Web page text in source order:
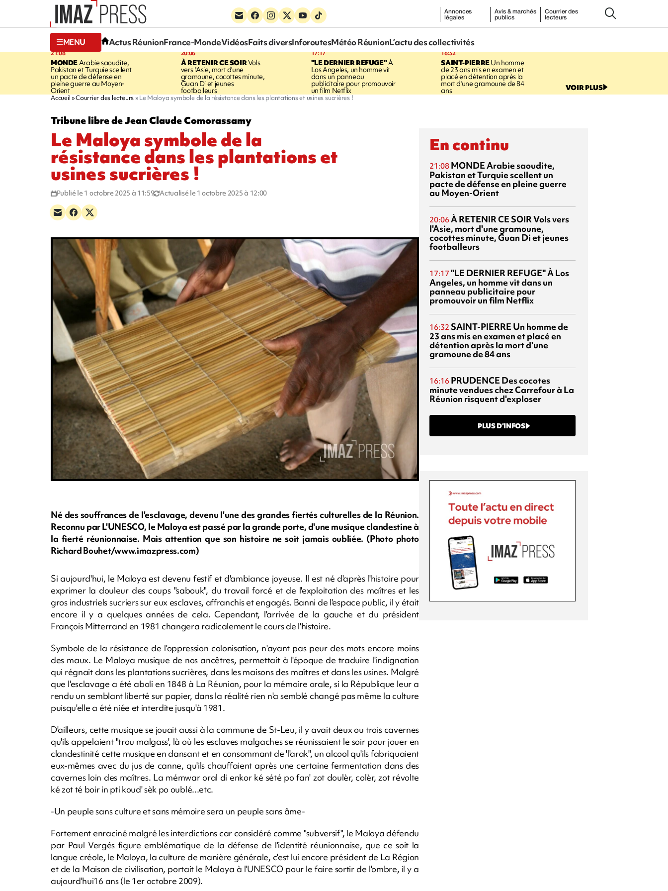
Annonces
légales
Avis & marchés
publics
Courrier des
lecteurs
MENU Actus RéunionFrance-MondeVidéosFaits diversInforoutesMétéo RéunionL’actu des collectivités
21:08
MONDE Arabie saoudite,
Pakistan et Turquie scellent
un pacte de défense en
pleine guerre au Moyen-
Orient
20:06
À RETENIR CE SOIRVols
vers l'Asie, mort d'une
gramoune, cocottes minute,
Guan Di et jeunes
footballeurs
17:17
"LE DERNIER REFUGE"À
Los Angeles, un homme vit
dans un panneau
publicitaire pour promouvoir
un film Netflix
16:32
SAINT-PIERREUn homme
de 23 ans mis en examen et
placé en détention après la
mort d'une gramoune de 84
ans VOIR PLUS
Accueil Courrier des lecteurs Le Maloya symbole de la résistance dans les plantations et usines sucrières !
Tribune libre de Jean Claude Comorassamy
Le Maloya symbole de la
résistance dans les plantations et
usines sucrières !
Publié le 1 octobre 2025 à 11:59 Actualisé le 1 octobre 2025 à 12:00
Né des souffrances de l'esclavage, devenu l'une des grandes fiertés culturelles de la Réunion.
Reconnu par L'UNESCO, le Maloya est passé par la grande porte, d'une musique clandestine à
la fierté réunionnaise. Mais attention que son histoire ne soit jamais oubliée. (Photo photo
Richard Bouhet/www.imazpress.com)
Si aujourd'hui, le Maloya est devenu festif et d'ambiance joyeuse. Il est né d'après l'histoire pour
exprimer la douleur des coups "sabouk", du travail forcé et de l'exploitation des maîtres et les
gros industriels sucriers sur eux esclaves, affranchis et engagés. Banni de l'espace public, il y était
encore il y a quelques années de cela. Cependant, l'arrivée de la gauche et du président
François Mitterrand en 1981 changera radicalement le cours de l'histoire.
Symbole de la résistance de l'oppression colonisation, n'ayant pas peur des mots encore moins
des maux. Le Maloya musique de nos ancêtres, permettait à l'époque de traduire l'indignation
qui régnait dans les plantations sucrières, dans les maisons des maîtres et dans les usines. Malgré
que l'esclavage a été aboli en 1848 à La Réunion, pour la mémoire orale, si la République leur a
rendu un semblant liberté sur papier, dans la réalité rien n'a semblé changé pas même la culture
puisqu'elle a été niée et interdite jusqu'à 1981.
D'ailleurs, cette musique se jouait aussi à la commune de St-Leu, il y avait deux ou trois cavernes
qu'ils appelaient "trou malgass', là où les esclaves malgaches se réunissaient le soir pour jouer en
clandestinité cette musique en dansant et en consommant de 'l'arak", un alcool qu'ils fabriquaient
eux-mêmes avec du jus de canne, qu'ils chauffaient après une certaine fermentation dans des
cavernes loin des maîtres. La mémwar oral di enkor ké sété po fan' zot doulèr, colèr, zot révolte
ké zot té boir in pti koud' sèk po oublé...etc.
-Un peuple sans culture et sans mémoire sera un peuple sans âme-
Fortement enraciné malgré les interdictions car considéré comme "subversif", le Maloya défendu
par Paul Vergés figure emblématique de la défense de l'identité réunionnaise, que ce soit la
langue créole, le Maloya, la culture de manière générale, c'est lui encore président de La Région
et de la Maison de civilisation, portait le Maloya à l'UNESCO pour le faire sortir de l'ombre, il y a
aujourd'hui16 ans (le 1er octobre 2009).
En continu
21:08 MONDEArabie saoudite,
Pakistan et Turquie scellent un
pacte de défense en pleine guerre
au Moyen-Orient
20:06À RETENIR CE SOIRVols vers
l'Asie, mort d'une gramoune,
cocottes minute, Guan Di et jeunes
footballeurs
17:17 "LE DERNIER REFUGE"À Los
Angeles, un homme vit dans un
panneau publicitaire pour
promouvoir un film Netflix
16:32 SAINT-PIERRE Un homme de
23 ans mis en examen et placé en
détention après la mort d'une
gramoune de 84 ans
16:16 PRUDENCE Des cocotes
minute vendues chez Carrefour à La
Réunion risquent d'exploser
PLUS D’INFOS